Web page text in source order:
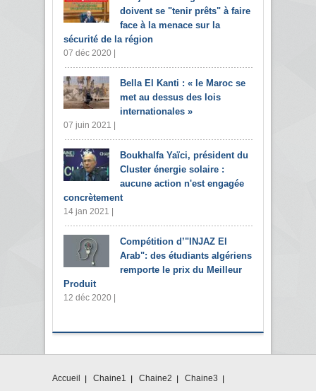
doivent se "tenir prêts" à faire
face à la menace sur la
sécurité de la région
07 déc 2020 |
Bella El Kanti : « le Maroc se
met au dessus des lois
internationales »
07 juin 2021 |
Boukhalfa Yaïci, président du
Cluster énergie solaire :
aucune action n'est engagée
concrètement
14 jan 2021 |
Compétition d’"INJAZ El
Arab": des étudiants algériens
remporte le prix du Meilleur
Produit
12 déc 2020 |
Accueil Chaine1 Chaine2
Chaine3